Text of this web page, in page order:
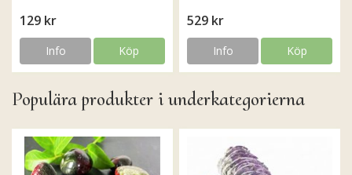
129 kr
Info Köp
529 kr
Info Köp
Populära produkter i underkategorierna